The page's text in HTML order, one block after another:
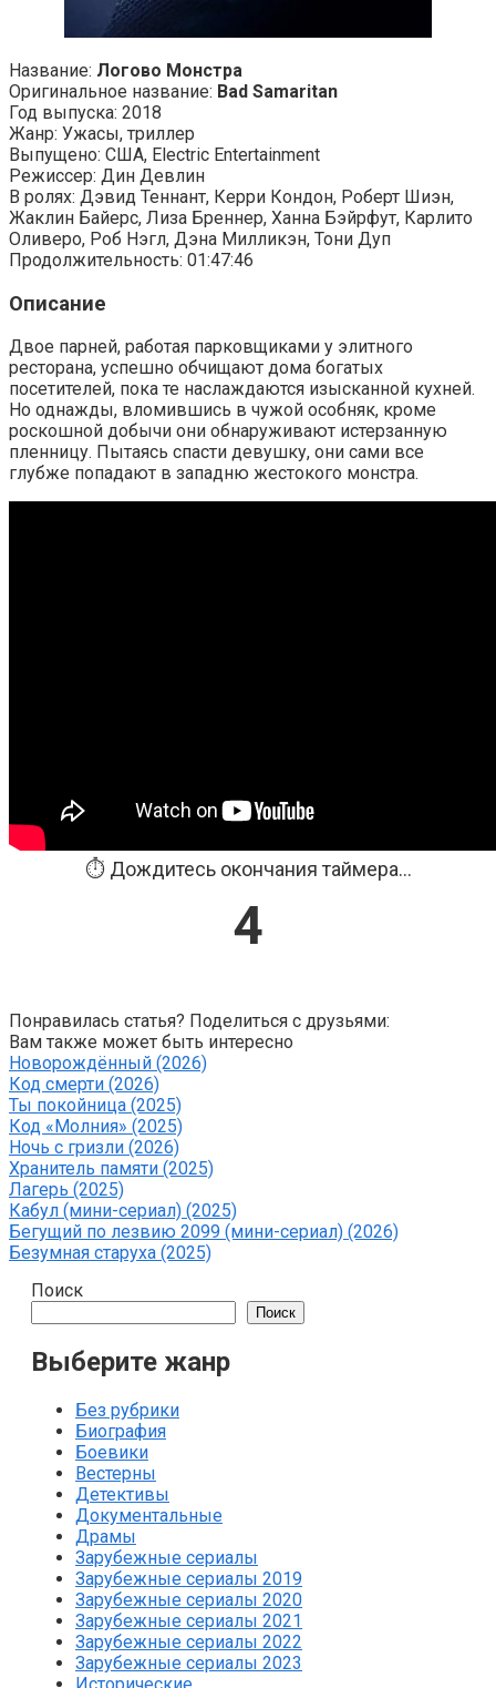
Название: Логово Монстра
Оригинальное название: Bad Samaritan
Год выпуска: 2018
Жанр: Ужасы, триллер
Выпущено: США, Electric Entertainment
Режиссер: Дин Девлин
В ролях: Дэвид Теннант, Керри Кондон, Роберт Шиэн,
Жаклин Байерс, Лиза Бреннер, Ханна Бэйрфут, Карлито
Оливеро, Роб Нэгл, Дэна Милликэн, Тони Дуп
Продолжительность: 01:47:46
Описание
Двое парней, работая парковщиками у элитного
ресторана, успешно обчищают дома богатых
посетителей, пока те наслаждаются изысканной кухней.
Но однажды, вломившись в чужой особняк, кроме
роскошной добычи они обнаруживают истерзанную
пленницу. Пытаясь спасти девушку, они сами все
глубже попадают в западню жестокого монстра.
⏱️ Дождитесь окончания таймера...
4
Понравилась статья? Поделиться с друзьями:
Вам также может быть интересно
Новорождённый (2026)
Код смерти (2026)
Ты покойница (2025)
Код «Молния» (2025)
Ночь с гризли (2026)
Хранитель памяти (2025)
Лагерь (2025)
Кабул (мини-сериал) (2025)
Бегущий по лезвию 2099 (мини-сериал) (2026)
Безумная старуха (2025)
Поиск
Поиск
Выберите жанр
Без рубрики
Биография
Боевики
Вестерны
Детективы
Документальные
Драмы
Зарубежные сериалы
Зарубежные сериалы 2019
Зарубежные сериалы 2020
Зарубежные сериалы 2021
Зарубежные сериалы 2022
Зарубежные сериалы 2023